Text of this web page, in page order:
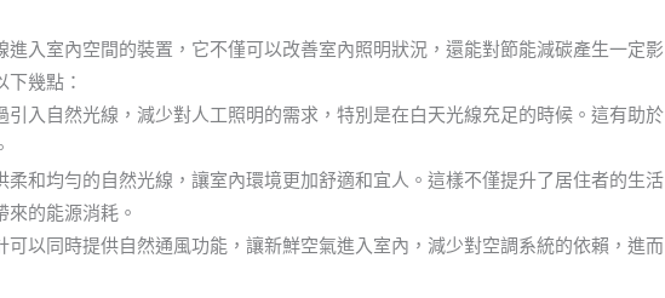
入室內空間的裝置，它不僅可以改善室內照明狀況，還能對節能減碳產生一定影
幾點：
引入自然光線，減少對人工照明的需求，特別是在白天光線充足的時候。這有助於
柔和均勻的自然光線，讓室內環境更加舒適和宜人。這樣不僅提升了居住者的生活
的能源消耗。
以同時提供自然通風功能，讓新鮮空氣進入室內，減少對空調系統的依賴，進而